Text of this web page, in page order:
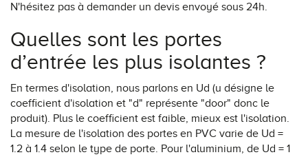
N'hésitez pas à demander un devis envoyé sous 24h.
Quelles sont les portes
d’entrée les plus isolantes ?
En termes d'isolation, nous parlons en Ud (u désigne le
coefficient d'isolation et "d" représente "door" donc le
produit). Plus le coefficient est faible, mieux est l'isolation.
La mesure de l'isolation des portes en PVC varie de Ud =
1.2 à 1.4 selon le type de porte. Pour l'aluminium, de Ud = 1